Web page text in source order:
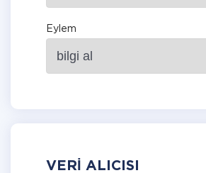
Eylem
VERI ALICISI